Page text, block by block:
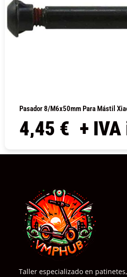
Pasador 8/M6x50mm Para Mástil
4,45 € +
Taller especializado en